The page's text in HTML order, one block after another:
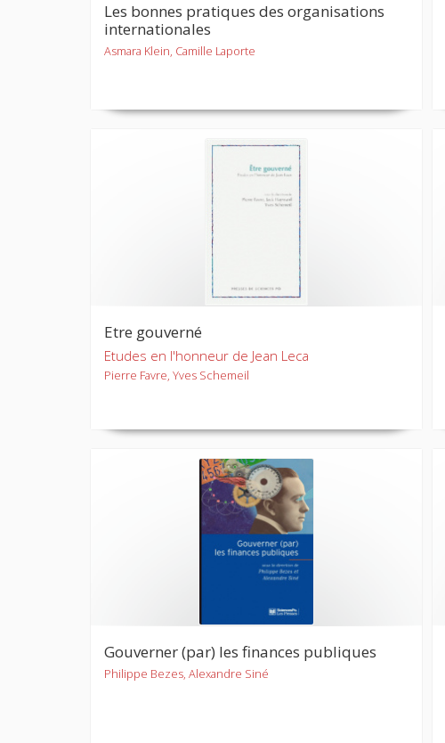
Les bonnes pratiques des organisations
internationales
Asmara Klein, Camille Laporte
Etre gouverné
Etudes en l'honneur de Jean Leca
Pierre Favre, Yves Schemeil
Gouverner (par) les finances publiques
Philippe Bezes, Alexandre Siné